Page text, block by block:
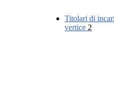
Titolari di
vertice 2